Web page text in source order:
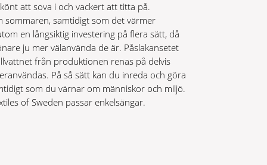
att sova i och vackert att titta på.
sommaren, samtidigt som det värmer
en långsiktig investering på flera sätt, då
ju mer välanvända de är. Påslakansetet
från produktionen renas på delvis
På så sätt kan du inreda och göra
som du värnar om människor och miljö.
of Sweden passar enkelsängar.